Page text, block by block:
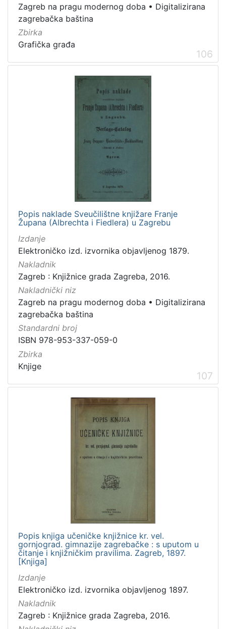
Zagreb na pragu modernog doba • Digitalizirana
zagrebačka baština
Zbirka
Grafička građa
106
Popis naklade Sveučilištne knjižare Franje
Župana (Albrechta i Fiedlera) u Zagrebu
Izdanje
Elektroničko izd. izvornika objavljenog 1879.
Nakladnik
Zagreb : Knjižnice grada Zagreba, 2016.
Nakladnički niz
Zagreb na pragu modernog doba • Digitalizirana
zagrebačka baština
Standardni broj
ISBN 978-953-337-059-0
Zbirka
Knjige
107
Popis knjiga učeničke knjižnice kr. vel.
gornjograd. gimnazije zagrebačke : s uputom u
čitanje i knjižničkim pravilima. Zagreb, 1897.
[Knjiga]
Izdanje
Elektroničko izd. izvornika objavljenog 1897.
Nakladnik
Zagreb : Knjižnice grada Zagreba, 2016.